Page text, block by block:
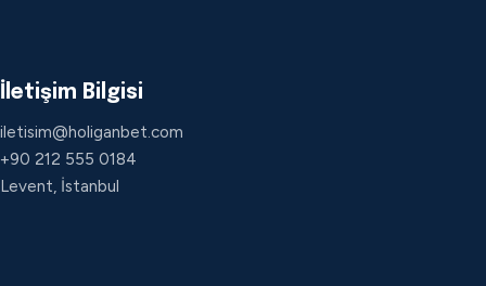
İletişim Bilgisi
iletisim@holiganbet.com
+90 212 555 0184
Levent, İstanbul